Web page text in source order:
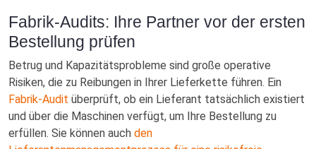
Fabrik-Audits: Ihre Partner vor der ersten
Bestellung prüfen
Betrug und Kapazitätsprobleme sind große operative
Risiken, die zu Reibungen in Ihrer Lieferkette führen. Ein
Fabrik-Audit überprüft, ob ein Lieferant tatsächlich existiert
und über die Maschinen verfügt, um Ihre Bestellung zu
erfüllen. Sie können auch den